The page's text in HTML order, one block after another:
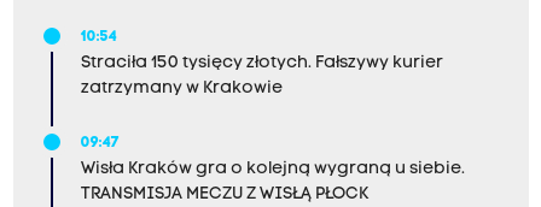
10:54
Straciła 150 tysięcy złotych. Fałszywy kurier
zatrzymany w Krakowie
09:47
Wisła Kraków gra o kolejną wygraną u siebie.
TRANSMISJA MECZU Z WISŁĄ PŁOCK